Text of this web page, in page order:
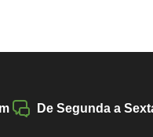
De Segunda a